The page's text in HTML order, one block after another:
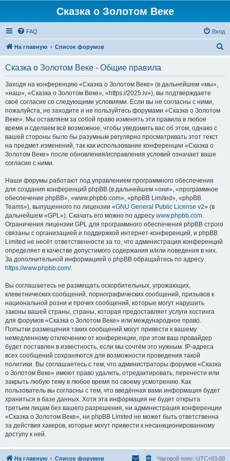
Сказка о Золотом Веке
FAQ Вход
На главную Список форумов
Сказка о Золотом Веке - Общие правила
Заходя на конференцию «Сказка о Золотом Веке» (в дальнейшем «мы»,
«наш», «Сказка о Золотом Веке», «https://2025.lv»), вы подтверждаете
своё согласие со следующими условиями. Если вы не согласны с ними,
пожалуйста, не заходите и не пользуйтесь форумами «Сказка о Золотом
Веке». Мы оставляем за собой право изменять эти правила в любое
время и сделаем всё возможное, чтобы уведомить вас об этом, однако с
вашей стороны было бы разумным регулярно просматривать этот текст
на предмет изменений, так как использование конференции «Сказка о
Золотом Веке» после обновления/исправления условий означает ваше
согласие с ними.
Наши форумы работают под управлением программного обеспечения
для создания конференций phpBB (в дальнейшем «они», «программное
обеспечение phpBB», «www.phpbb.com», «phpBB Limited», «phpBB
Teams»), выпущенного по лицензии «GNU General Public License v2» (в
дальнейшем «GPL»). Скачать его можно по адресу www.phpbb.com.
Ограничения лицензии GPL для программного обеспечения phpBB строго
связаны с организацией и поддержкой интернет-конференций, и phpBB
Limited не несёт ответственности за то, что администрация конференций
определяет в качестве допустимого содержания и/или поведения в них.
За дополнительной информацией о phpBB обращайтесь по адресу
https://www.phpbb.com/.
Вы соглашаетесь не размещать оскорбительных, угрожающих,
клеветнических сообщений, порнографических сообщений, призывов к
национальной розни и прочих сообщений, которые могут нарушить
законы вашей страны, страны, которая предоставляет услуги хостинга
для форумов «Сказка о Золотом Веке» или международное право.
Попытки размещения таких сообщений могут привести к вашему
немедленному отключению от конференции, при этом ваш провайдер
будет поставлен в известность, если мы сочтём это нужным. IP-адреса
всех сообщений сохраняются для возможности проведения такой
политики. Вы соглашаетесь с тем, что администраторы форумов «Сказка
о Золотом Веке» имеют право удалить, отредактировать, перенести или
закрыть любую тему в любое время по своему усмотрению. Как
пользователь вы согласны с тем, что введённая вами информация будет
храниться в базе данных. Хотя эта информация не будет открыта
третьим лицам без вашего разрешения, ни администрация конференции
«Сказка о Золотом Веке», ни phpBB Limited не может быть ответственна
за действия хакеров, которые могут привести к несанкционированному
доступу к ней.
На главную Список форумов Часовой пояс: UTC+03:00